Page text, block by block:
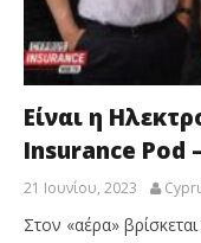
Είναι η
Insurance Pod
21 Ιουνίου, 2023
Στον «αέρα»